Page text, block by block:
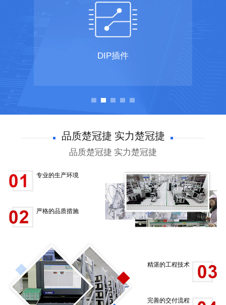
DIP插件
品质楚冠捷 实力楚冠捷
品质楚冠捷 实力楚冠捷
专业的生产环境
严格的品质措施
精湛的工程技术
完善的交付流程